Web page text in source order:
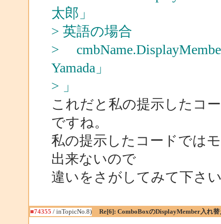
太郎」
> 英語の場合
>
Yamada」
> 」
これだと私の提示したコ
ですね。
私の提示したコードでは
出来ないので
違いをさがしてみて下さ
■74355 / inTopicNo.8) Re[6]: ComboBoxのDisplayMember入れ替